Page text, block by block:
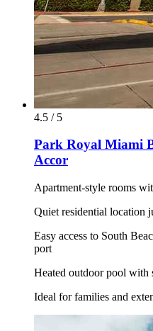
4.5 / 5
Park Royal Miami
Accor
Apartment-style rooms
Quiet residential location
Easy access to South
port
Heated outdoor pool with
Ideal for families and